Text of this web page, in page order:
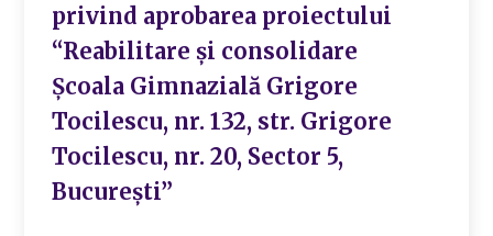
privind aprobarea proiectului
“Reabilitare și consolidare
Școala Gimnazială Grigore
Tocilescu, nr. 132, str. Grigore
Tocilescu, nr. 20, Sector 5,
București”